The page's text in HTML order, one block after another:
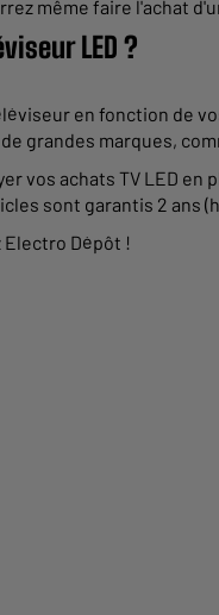
même faire l'achat
LED ?
en fonction de
de grandes marques,
vos achats TV LED
sont garantis 2
Electro Dépôt !